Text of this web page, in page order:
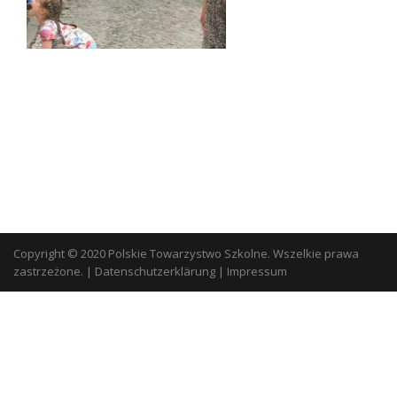
Copyright © 2020 Polskie Towarzystwo Szkolne. Wszelkie prawa
zastrzeżone. | Datenschutzerklärung | Impressum